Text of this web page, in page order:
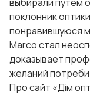
поклонник
понравившуюся
Marco стал
доказывает
желаний
Про сайт «Дім